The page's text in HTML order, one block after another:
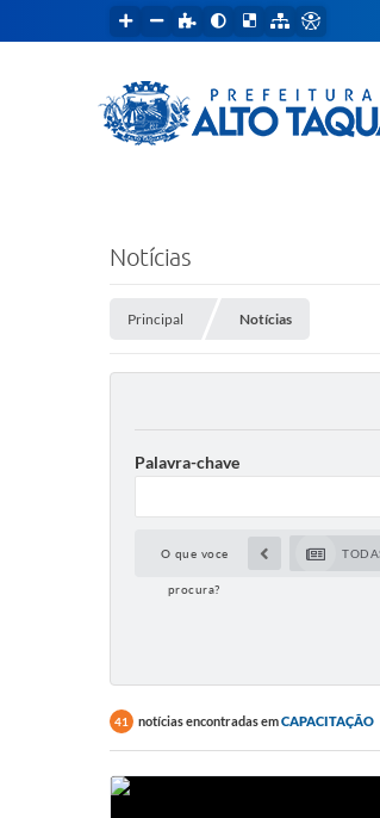
Notícias
Principal Notícias
Palavra-chave
O que voce
procura?
41 notícias encontradas emCAPACITAÇÃO